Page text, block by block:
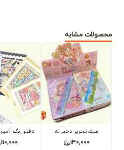
محصولات مشابه
دخترانه دفتر رنگ آمیزی فانتزی